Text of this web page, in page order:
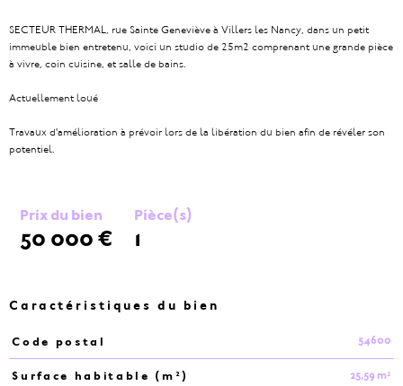
SECTEUR THERMAL, rue Sainte Geneviève à Villers les Nancy, dans un petit
immeuble bien entretenu, voici un studio de 25m2 comprenant une grande pièce
à vivre, coin cuisine, et salle de bains.
Actuellement loué
Travaux d'amélioration à prévoir lors de la libération du bien afin de révéler son
potentiel.
Prix du bien
50 000 €
Pièce(s)
1
Caractéristiques du bien
Caractéristiques Valeurs
Code postal 54600
Surface habitable (m²) 25,59 m²